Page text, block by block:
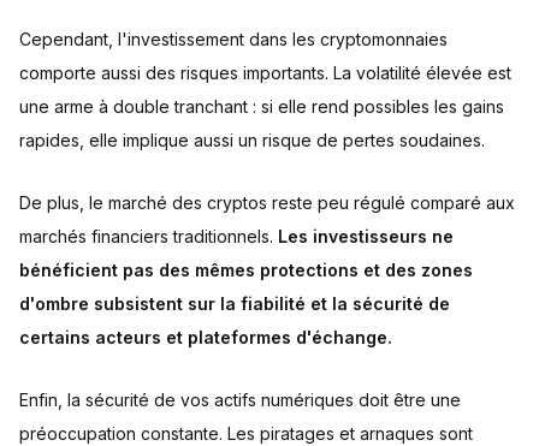
Cependant, l'investissement dans les cryptomonnaies
comporte aussi des risques importants. La volatilité élevée est
une arme à double tranchant : si elle rend possibles les gains
rapides, elle implique aussi un risque de pertes soudaines.
De plus, le marché des cryptos reste peu régulé comparé aux
marchés financiers traditionnels. Les investisseurs ne
bénéficient pas des mêmes protections et des zones
d'ombre subsistent sur la fiabilité et la sécurité de
certains acteurs et plateformes d'échange.
Enfin, la sécurité de vos actifs numériques doit être une
préoccupation constante. Les piratages et arnaques sont